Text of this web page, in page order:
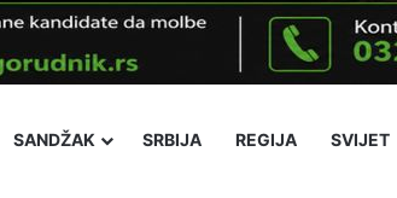
SANDŽAK SRBIJA REGIJA SVIJET